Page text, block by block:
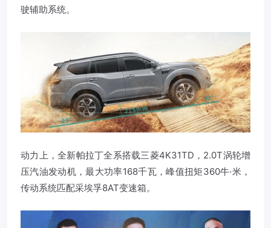
驶辅助系统。
动力上，全新帕拉丁全系搭载三菱4K31TD，2.0T涡轮增
压汽油发动机，最大功率168千瓦，峰值扭矩360牛·米，
传动系统匹配采埃孚8AT变速箱。